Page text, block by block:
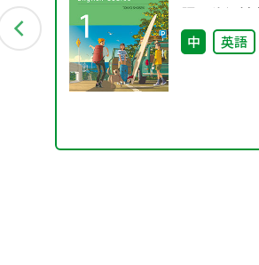
語の移行対
中 英語